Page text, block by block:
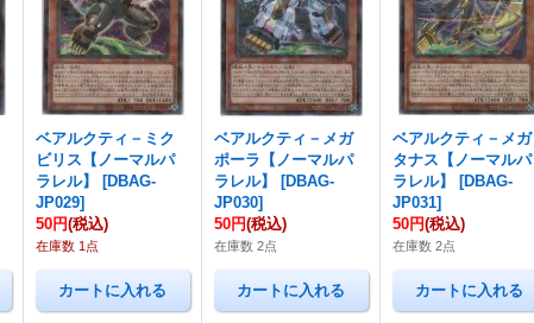
ベアルクティ－ミク
ビリス【ノーマルパ
ラレル】
[DBAG-
JP029]
50円(税込)
在庫数 1点
ベアルクティ－メガ
ポーラ【ノーマルパ
ラレル】
[DBAG-
JP030]
50円(税込)
在庫数 2点
ベアルクティ－メガ
タナス【ノーマルパ
ラレル】
[DBAG-
JP031]
50円(税込)
在庫数 2点